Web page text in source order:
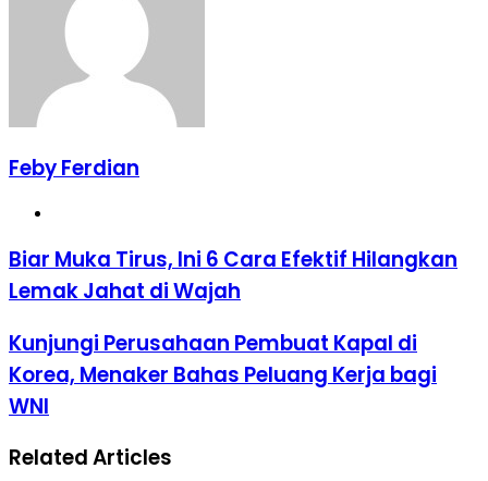
Feby Ferdian
Biar
Muka
Tirus,
Cara
Efektif
Hilangkan
Lemak
di
Wajah
Biar Muka Tirus, Ini 6 Cara Efektif Hilangkan
Lemak Jahat di Wajah
Kunjungi
Perusahaan
Pembuat
Kapal
di
Menaker
Kunjungi Perusahaan Pembuat Kapal di
Korea, Menaker Bahas Peluang Kerja bagi
WNI
Related Articles